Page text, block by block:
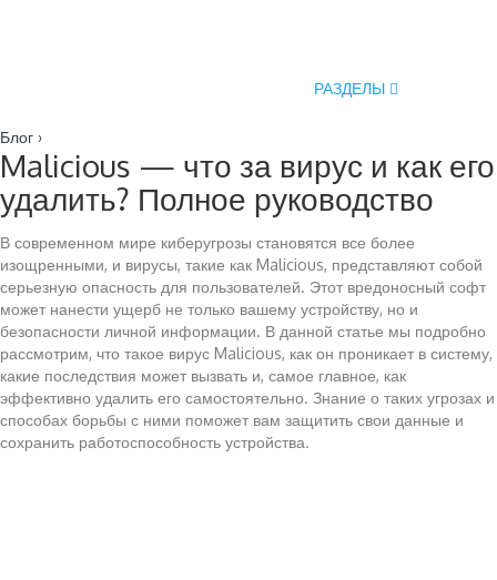
РАЗДЕЛЫ
Блог ›
Malicious — что за вирус и как его
удалить? Полное руководство
В современном мире киберугрозы становятся все более
изощренными, и вирусы, такие как Malicious, представляют собой
серьезную опасность для пользователей. Этот вредоносный софт
может нанести ущерб не только вашему устройству, но и
безопасности личной информации. В данной статье мы подробно
рассмотрим, что такое вирус Malicious, как он проникает в систему,
какие последствия может вызвать и, самое главное, как
эффективно удалить его самостоятельно. Знание о таких угрозах и
способах борьбы с ними поможет вам защитить свои данные и
сохранить работоспособность устройства.